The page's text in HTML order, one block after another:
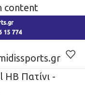
content
15 774